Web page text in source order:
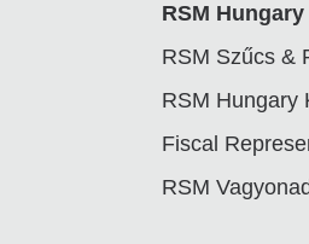
RSM
RSM Szűcs &
RSM Hungary
Fiscal
RSM